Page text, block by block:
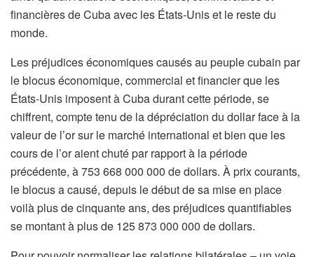
financières de Cuba avec les États-Unis et le reste du
monde.
Les préjudices économiques causés au peuple cubain par
le blocus économique, commercial et financier que les
États-Unis imposent à Cuba durant cette période, se
chiffrent, compte tenu de la dépréciation du dollar face à la
valeur de l’or sur le marché international et bien que les
cours de l’or aient chuté par rapport à la période
précédente, à 753 668 000 000 de dollars. À prix courants,
le blocus a causé, depuis le début de sa mise en place
voilà plus de cinquante ans, des préjudices quantifiables
se montant à plus de 125 873 000 000 de dollars.